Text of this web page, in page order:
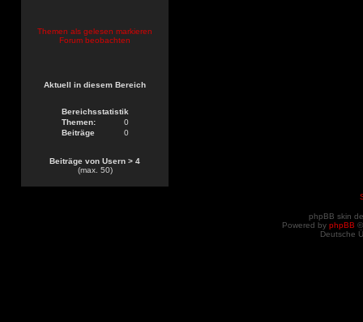
Themen als gelesen markieren
Forum beobachten
Aktuell in diesem Bereich
Bereichsstatistik
Themen:
0
Beiträge
0
Beiträge von Usern > 4
(max. 50)
phpBB skin
Powered by phpBB
Deutsche